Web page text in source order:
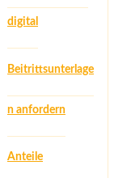
digital
Beitrittsunterlage
n anfordern
Anteile